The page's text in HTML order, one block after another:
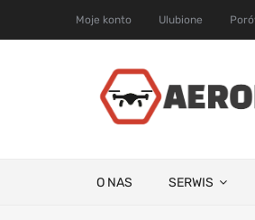
Moje konto Ulubione
O NAS SERWIS